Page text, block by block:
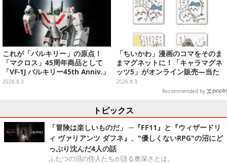
これが「バルキリー」の原点！
「マクロス」45周年商品として
「VF-1J バルキリー45th Anniv.」
が予約開始
2026.8.3
「ちいかわ」漫画のコマをそのま
まマグネットに！「キャラマグネ
ッツ5」がオンライン販売―当た
ったらラッキーなレア3種も
2026.8.3
Recommended by
トピックス
「冒険は楽しいものだ」 ─『FF11』と『ウィザードリ
ィ ヴァリアンツ ダフネ』、"優しくないRPG"の沼にど
っぷり沈んだ4人の話
ふたつの沼の住人たちが語る奥深さとは。